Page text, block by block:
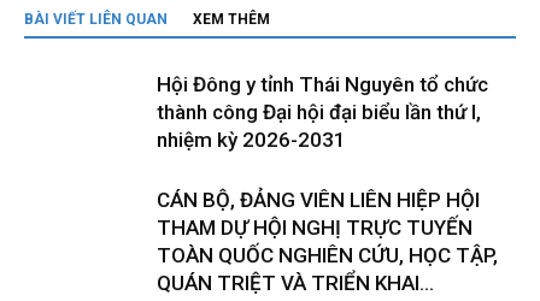
BÀI VIẾT LIÊN QUAN XEM THÊM
Hội Đông y tỉnh Thái Nguyên tổ chức
thành công Đại hội đại biểu lần thứ I,
nhiệm kỳ 2026-2031
CÁN BỘ, ĐẢNG VIÊN LIÊN HIỆP HỘI
THAM DỰ HỘI NGHỊ TRỰC TUYẾN
TOÀN QUỐC NGHIÊN CỨU, HỌC TẬP,
QUÁN TRIỆT VÀ TRIỂN KHAI...